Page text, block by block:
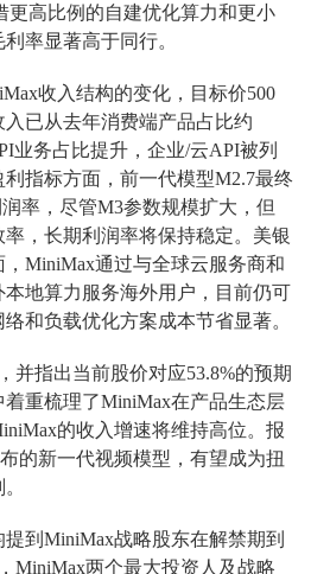
更高比例的自建优化算力和更小
率显著高于同行。
收入结构的变化，目标价500
已从去年消费端产品占比约
业务占比提升，企业/云API被列
指标方面，前一代模型M2.7最终
率，尽管M3参数规模扩大，但
，长期利润率将保持稳定。美银
MiniMax通过与全球云服务商和
地算力服务海外用户，目前仍可
和负载优化方案成本节省显著。
并指出当前股价对应53.8%的预期
着重梳理了MiniMax在产品生态层
的收入增速将维持高位。报
的新一代视频模型，有望成为扭
到MiniMax战略股东在解禁期到
MiniMax两个最大投资人及战略